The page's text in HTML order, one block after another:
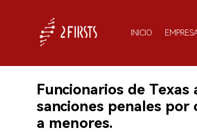
INICIO
Funcionarios de
sanciones penales
a menores.